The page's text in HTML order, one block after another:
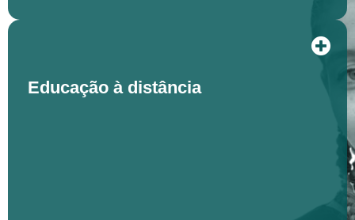
Educação à distância